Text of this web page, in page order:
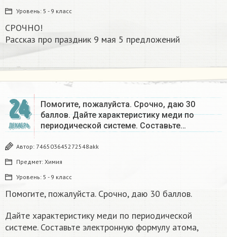
Уровень: 5 - 9 класс
СРОЧНО!
Рассказ про праздник 9 мая 5 предложений
24
ДЕКАБРЬ
Помогите, пожалуйста. Срочно, даю 30
баллов. Дайте характеристику меди по
периодической системе. Составьте…
Автор: 746503645272548akk
Предмет: Химия
Уровень: 5 - 9 класс
Помогите, пожалуйста. Срочно, даю 30 баллов.
Дайте характеристику меди по периодической
системе. Составьте электронную формулу атома,